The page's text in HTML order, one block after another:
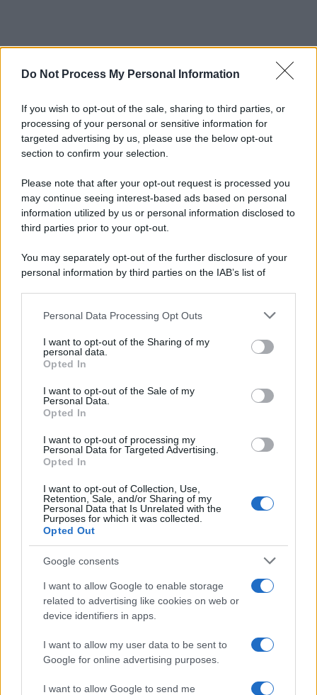
Do Not Process My Personal Information
If you wish to opt-out of the sale, sharing to third parties, or
processing of your personal or sensitive information for
targeted advertising by us, please use the below opt-out
section to confirm your selection.
Please note that after your opt-out request is processed you
may continue seeing interest-based ads based on personal
information utilized by us or personal information disclosed to
third parties prior to your opt-out.
You may separately opt-out of the further disclosure of your
personal information by third parties on the IAB’s list of
This information may also be disclosed by us to third parties
disclose it to other third parties.
Please note that this website/app uses one or more Google
services and may gather and store information including but
not limited to your visit or usage behaviour. You may click to
grant or deny consent to Google and its third-party tags to
consent section.
Personal Data Processing Opt Outs
I want to opt-out of the Sharing of my
personal data.
Opted In
I want to opt-out of the Sale of my
Personal Data.
Opted In
I want to opt-out of processing my
Personal Data for Targeted Advertising.
Opted In
I want to opt-out of Collection, Use,
Retention, Sale, and/or Sharing of my
Personal Data that Is Unrelated with the
Purposes for which it was collected.
Opted Out
Google consents
I want to allow Google to enable storage
related to advertising like cookies on web or
device identifiers in apps.
I want to allow my user data to be sent to
Google for online advertising purposes.
I want to allow Google to send me